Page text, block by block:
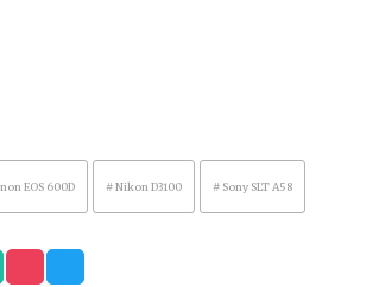
EOS 600D # Nikon D3100 # Sony SLT A58